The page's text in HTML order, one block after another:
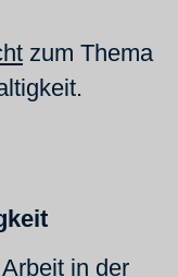
zum Thema
in der